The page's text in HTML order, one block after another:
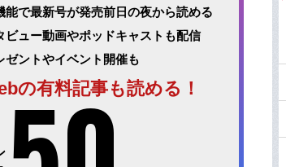
能で最新号が発売前日の夜から読める
ビュー動画やポッドキャストも配信
ゼントやイベント開催も
の有料記事も読める！